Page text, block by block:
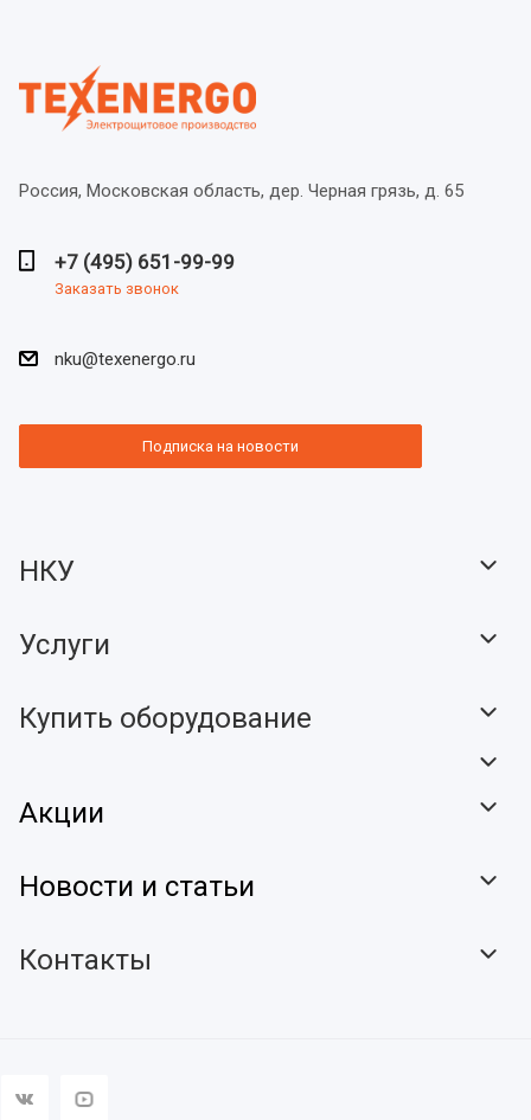
Россия, Московская область, дер. Черная грязь, д. 65
+7 (495) 651-99-99
Заказать звонок
nku@texenergo.ru
Подписка на новости
НКУ
Услуги
Купить оборудование
Акции
Новости и статьи
Контакты